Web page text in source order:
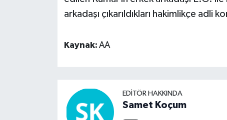
arkadaşı çıkarıldıkları hakimlikçe adli
Kaynak: AA
EDITÖR HAKKINDA
Samet Koçum